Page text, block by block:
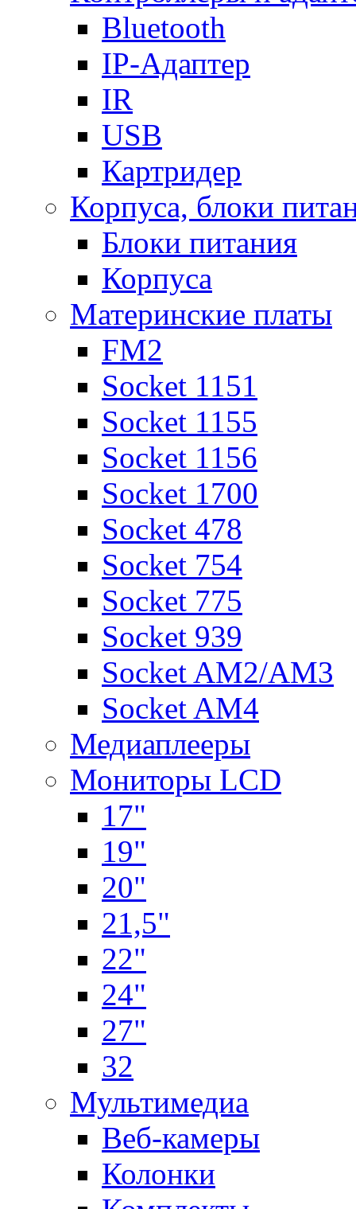
Bluetooth
IP-Адаптер
IR
USB
Картридер
Корпуса, блоки
Блоки питания
Корпуса
Материнские платы
FM2
Socket 1151
Socket 1155
Socket 1156
Socket 1700
Socket 478
Socket 754
Socket 775
Socket 939
Socket AM2/AM3
Socket AM4
Медиаплееры
Мониторы LCD
17"
19"
20"
21,5"
22"
24"
27"
32
Мультимедиа
Веб-камеры
Колонки